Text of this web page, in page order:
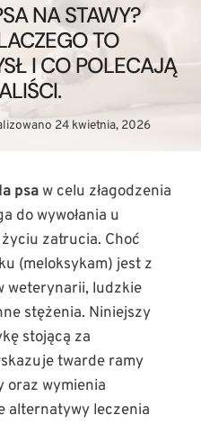
NA STAWY?
TO
I CO POLECAJĄ
24 kwietnia, 2026
psaw celu złagodzenia
do wywołania u
zatrucia. Choć
(meloksykam) jest z
weterynarii, ludzkie
stężenia. Niniejszy
stojącą za
twarde ramy
oraz wymienia
alternatywy leczenia